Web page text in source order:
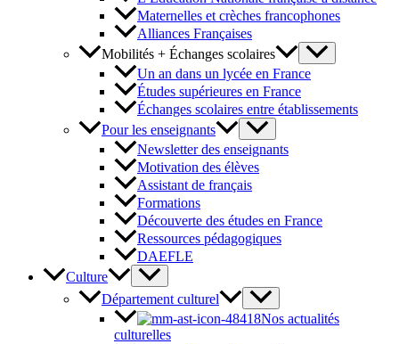
Maternelles et crèches francophones
Alliances Françaises
Mobilités + Échanges scolaires
Un an dans un lycée en France
Études supérieures en France
Échanges scolaires entre établissements
Pour les enseignants
Newsletter des enseignants
Motivation des élèves
Assistant de français
Formations
Découverte des études en France
Ressources pédagogiques
DAEFLE
Culture
Département culturel
Nos actualités
culturelles